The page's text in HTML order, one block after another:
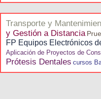
Transporte y
y Gestión a Distancia
FP Equipos Electrónicos
Aplicación de Proyectos de
Prótesis Dentales cursos